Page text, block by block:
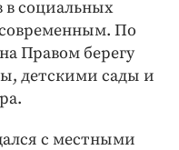
в социальных
По
Правом берегу
детскими сады и
с местными